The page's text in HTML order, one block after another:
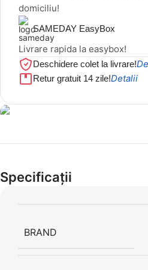
domiciliu!
SAMEDAY EasyBox
Livrare rapida la easybox!
Deschidere colet la livrare!
Retur gratuit 14 zile!Detalii
Cel mai mic preț!
56,86 LEI
Specificații
BRAND